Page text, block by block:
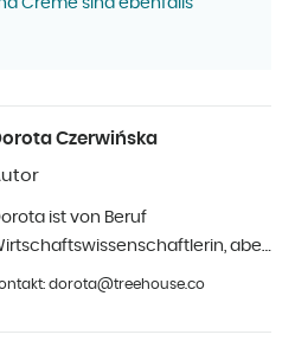
Creme sind ebenfalls
Czerwińska
ist von Beruf
aber
größtes Hobby ist die Fotografie
in Treehouse.
dorota@treehouse.co